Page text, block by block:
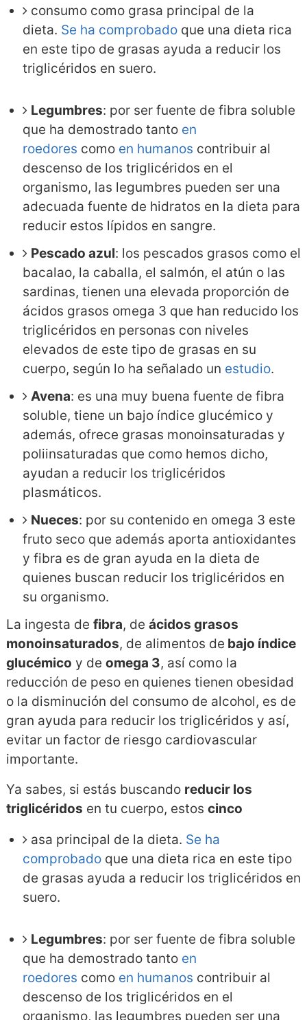
consumo como grasa principal de la
dieta. Se ha comprobadoque una dieta rica
en este tipo de grasas ayuda a reducir los
triglicéridos en suero.
Legumbres: por ser fuente de fibra soluble
que ha demostrado tanto en
roedores como en humanos contribuir al
descenso de los triglicéridos en el
organismo, las legumbres pueden ser una
adecuada fuente de hidratos en la dieta para
reducir estos lípidos en sangre.
Pescado azul: los pescados grasos como el
bacalao, la caballa, el salmón, el atún o las
sardinas, tienen una elevada proporción de
ácidos grasos omega 3 que han reducido los
triglicéridos en personas con niveles
elevados de este tipo de grasas en su
cuerpo, según lo ha señalado un estudio.
Avena: es una muy buena fuente de fibra
soluble, tiene un bajo índice glucémico y
además, ofrece grasas monoinsaturadas y
poliinsaturadas que como hemos dicho,
ayudan a reducir los triglicéridos
plasmáticos.
Nueces: por su contenido en omega 3 este
fruto seco que además aporta antioxidantes
y fibra es de gran ayuda en la dieta de
quienes buscan reducir los triglicéridos en
su organismo.
La ingesta de fibra, de ácidos grasos
monoinsaturados, de alimentos de bajo índice
glucémico y de omega 3, así como la
reducción de peso en quienes tienen obesidad
o la disminución del consumo de alcohol, es de
gran ayuda para reducir los triglicéridos y así,
evitar un factor de riesgo cardiovascular
importante.
Ya sabes, si estás buscando reducir los
triglicéridos en tu cuerpo, estos cinco
asa principal de la dieta. Se ha
comprobadoque una dieta rica en este tipo
de grasas ayuda a reducir los triglicéridos en
suero.
Legumbres: por ser fuente de fibra soluble
que ha demostrado tanto en
roedores como en humanos contribuir al
descenso de los triglicéridos en el
organismo, las legumbres pueden ser una